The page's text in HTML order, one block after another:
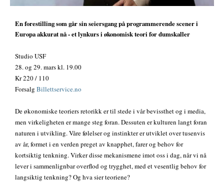
En forestilling som går sin seiersgang på programmerende scener i
Europa akkurat nå - et lynkurs i økonomisk teori for dumskaller
Studio USF
28. og 29. mars kl. 19.00
Kr 220 / 110
Forsalg Billettservice.no
De økonomiske teoriers retorikk er til stede i vår bevissthet og i media,
men virkeligheten er mange steg foran. Dessuten er kulturen langt foran
naturen i utvikling. Våre følelser og instinkter er utviklet over tusenvis
av år, formet i en verden preget av knapphet, farer og behov for
kortsiktig tenkning. Virker disse mekanismene imot oss i dag, når vi nå
lever i sammenlignbar overflod og trygghet, med et vesentlig behov for
langsiktig tenkning? Og hva sier teoriene?